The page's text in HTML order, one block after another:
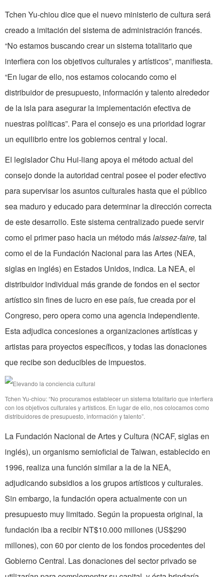
Tchen Yu-chiou dice que el nuevo ministerio de cultura será
creado a imitación del sistema de administración francés.
“No estamos buscando crear un sistema totalitario que
interfiera con los objetivos culturales y artísticos”, manifiesta.
“En lugar de ello, nos estamos colocando como el
distribuidor de presupuesto, información y talento alrededor
de la isla para asegurar la implementación efectiva de
nuestras políticas”. Para el consejo es una prioridad lograr
un equilibrio entre los gobiernos central y local.
El legislador Chu Hui-liang apoya el método actual del
consejo donde la autoridad central posee el poder efectivo
para supervisar los asuntos culturales hasta que el público
sea maduro y educado para determinar la dirección correcta
de este desarrollo. Este sistema centralizado puede servir
como el primer paso hacia un método máslaissez-faire, tal
como el de la Fundación Nacional para las Artes (NEA,
siglas en inglés) en Estados Unidos, indica. La NEA, el
distribuidor individual más grande de fondos en el sector
artístico sin fines de lucro en ese país, fue creada por el
Congreso, pero opera como una agencia independiente.
Esta adjudica concesiones a organizaciones artísticas y
artistas para proyectos específicos, y todas las donaciones
que recibe son deducibles de impuestos.
Tchen Yu-chiou: “No procuramos establecer un sistema totalitario que interfiera
con los objetivos culturales y artísticos. En lugar de ello, nos colocamos como
distribuidores de presupuesto, información y talento”.
La Fundación Nacional de Artes y Cultura (NCAF, siglas en
inglés), un organismo semioficial de Taiwan, establecido en
1996, realiza una función similar a la de la NEA,
adjudicando subsidios a los grupos artísticos y culturales.
Sin embargo, la fundación opera actualmente con un
presupuesto muy limitado. Según la propuesta original, la
fundación iba a recibir NT$10.000 millones (US$290
millones), con 60 por ciento de los fondos procedentes del
Gobierno Central. Las donaciones del sector privado se